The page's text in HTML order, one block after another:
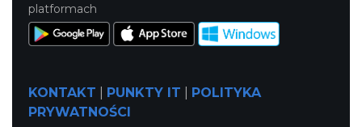
platformach
KONTAKT PUNKTY IT
POLITYKA
PRYWATNOŚCI